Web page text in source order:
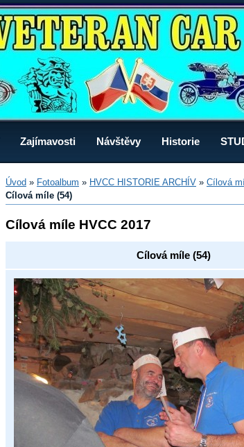
Zajímavosti Návštěvy Historie
Úvod » Fotoalbum » HVCC HISTORIE ARCHÍV » Cílová
Cílová míle (54)
Cílová míle HVCC 2017
Cílová míle (54)